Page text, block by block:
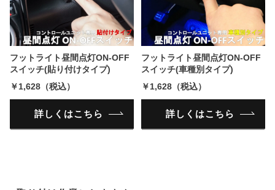
フットライト昼間点灯ON-OFF
スイッチ(貼り付けタイプ)
￥1,628（税込）
詳しくはこちら
フットライト昼間点灯ON-OFF
スイッチ(車種別タイプ)
￥1,628（税込）
詳しくはこちら